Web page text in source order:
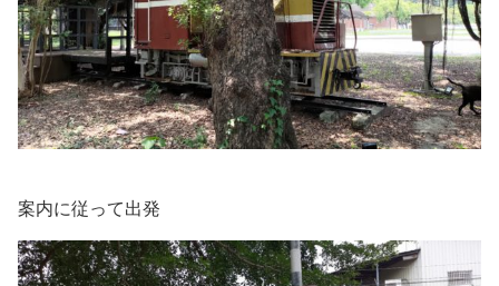
案内に従って出発